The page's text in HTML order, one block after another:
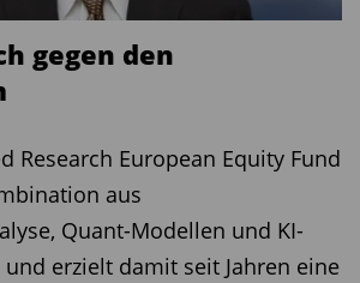
gegen den
Research European Equity Fund
aus
Quant-Modellen und KI-
erzielt damit seit Jahren eine